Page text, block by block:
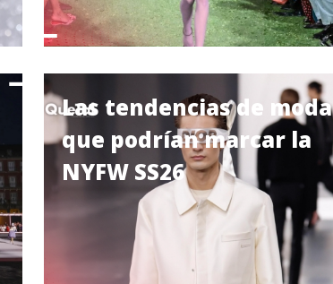
Las tendencias de moda
que podrían marcar la
NYFW SS26